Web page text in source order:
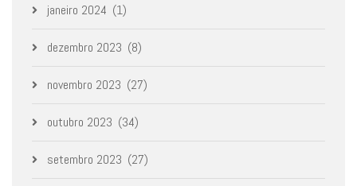
janeiro 2024 (1)
dezembro 2023 (8)
novembro 2023 (27)
outubro 2023 (34)
setembro 2023 (27)